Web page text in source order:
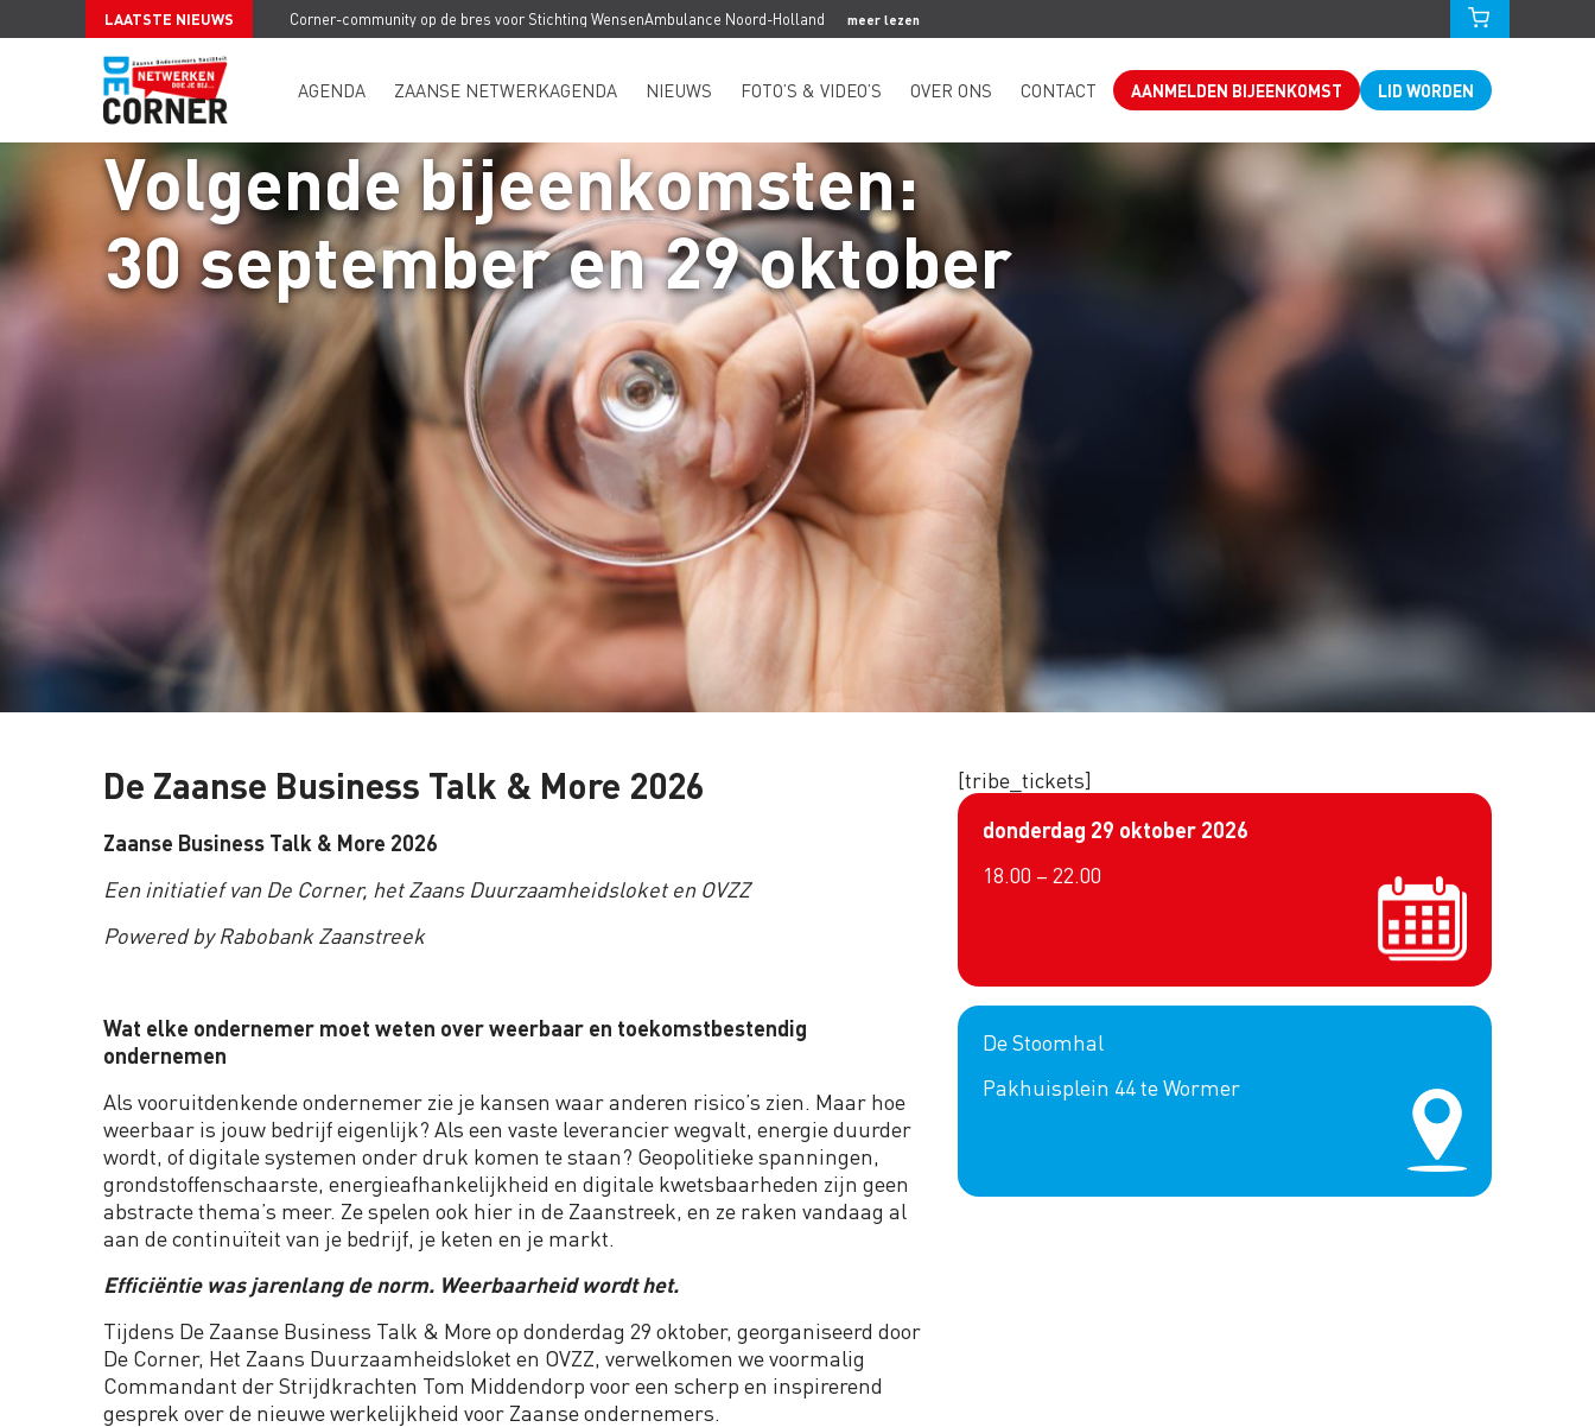
LAATSTE NIEUWS Corner-community op de bres voor Stichting WensenAmbulance Noord-Holland meer lezen
AGENDA ZAANSE NETWERKAGENDA NIEUWS FOTO’S & VIDEO’S OVER ONS CONTACT AANMELDEN BIJEENKOMST LID WORDEN
Volgende bijeenkomsten:
30 september en 29 oktober
De Zaanse Business Talk & More 2026
Zaanse Business Talk & More 2026
Een initiatief van De Corner, het Zaans Duurzaamheidsloket en OVZZ
Powered by Rabobank Zaanstreek
Wat elke ondernemer moet weten over weerbaar en toekomstbestendig
ondernemen
Als vooruitdenkende ondernemer zie je kansen waar anderen risico’s zien. Maar hoe
weerbaar is jouw bedrijf eigenlijk? Als een vaste leverancier wegvalt, energie duurder
wordt, of digitale systemen onder druk komen te staan? Geopolitieke spanningen,
grondstoffenschaarste, energieafhankelijkheid en digitale kwetsbaarheden zijn geen
abstracte thema’s meer. Ze spelen ook hier in de Zaanstreek, en ze raken vandaag al
aan de continuïteit van je bedrijf, je keten en je markt.
Efficiëntie was jarenlang de norm. Weerbaarheid wordt het.
Tijdens De Zaanse Business Talk & More op donderdag 29 oktober, georganiseerd door
De Corner, Het Zaans Duurzaamheidsloket en OVZZ, verwelkomen we voormalig
Commandant der Strijdkrachten Tom Middendorp voor een scherp en inspirerend
gesprek over de nieuwe werkelijkheid voor Zaanse ondernemers.
[tribe_tickets]
donderdag 29 oktober 2026
18.00 – 22.00
De Stoomhal
Pakhuisplein 44 te Wormer